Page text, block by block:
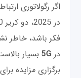
اگر رگولاتوری
فکر باشد، خاطر
در5G بسیار
برگزاری مزایده